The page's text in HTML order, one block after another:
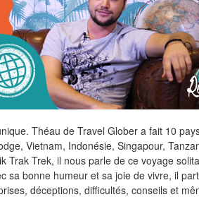
Théau de Travel Glober a fait 10
Vietnam, Indonésie, Singapour,
Trak Trek, il nous parle de ce voyage
sa bonne humeur et sa joie de vivre, il
déceptions, difficultés, conseils et